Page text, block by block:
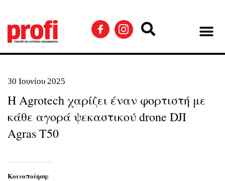
30 Ιουνίου 2025
Η Agrotech χαρίζει έναν φορτιστή με
κάθε αγορά ψεκαστικού drone DJI
Agras T50
Κοινοποίηση: